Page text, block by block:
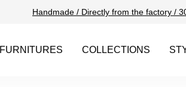
Handmade / Directly from the factory /
FURNITURES COLLECTIONS